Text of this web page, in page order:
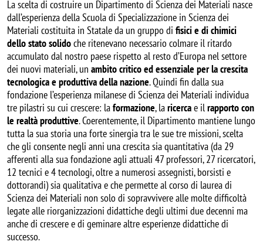
La scelta di costruire un Dipartimento di Scienza dei Materiali nasce
dall’esperienza della Scuola di Specializzazione in Scienza dei
Materiali costituita in Statale da un gruppo di fisici e di chimici
dello stato solidoche ritenevano necessario colmare il ritardo
accumulato dal nostro paese rispetto al resto d’Europa nel settore
dei nuovi materiali, un ambito critico ed essenziale per la crescita
tecnologica e produttiva della nazione. Quindi fin dalla sua
fondazione l’esperienza milanese di Scienza dei Materiali individua
tre pilastri su cui crescere: laformazione, laricercae ilrapporto con
le realtà produttive. Coerentemente, il Dipartimento mantiene lungo
tutta la sua storia una forte sinergia tra le sue tre missioni, scelta
che gli consente negli anni una crescita sia quantitativa (da 29
afferenti alla sua fondazione agli attuali 47 professori, 27 ricercatori,
12 tecnici e 4 tecnologi, oltre a numerosi assegnisti, borsisti e
dottorandi) sia qualitativa e che permette al corso di laurea di
Scienza dei Materiali non solo di sopravvivere alle molte difficoltà
legate alle riorganizzazioni didattiche degli ultimi due decenni ma
anche di crescere e di geminare altre esperienze didattiche di
successo.